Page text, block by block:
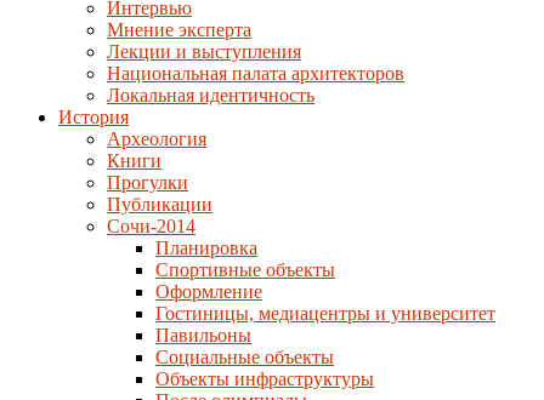
Интервью
Мнение эксперта
Лекции и выступления
Национальная палата архитекторов
Локальная идентичность
История
Археология
Книги
Прогулки
Публикации
Сочи-2014
Планировка
Спортивные объекты
Оформление
Гостиницы, медиацентры и университет
Павильоны
Социальные объекты
Объекты инфраструктуры